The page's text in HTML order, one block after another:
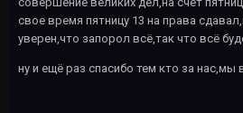
свое время пятницу 13 на права
уверен,что запорол всё,так что всё
ну и ещё раз спасибо тем кто за